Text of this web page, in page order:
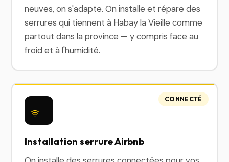
neuves, on s'adapte. On installe et répare des
serrures qui tiennent à Habay la Vieille comme
partout dans la province — y compris face au
froid et à l'humidité.
Installation serrure Airbnb
CONNECTÉ